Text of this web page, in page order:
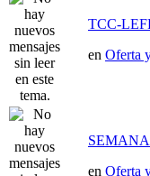
TCC-
en Oferta
en Oferta